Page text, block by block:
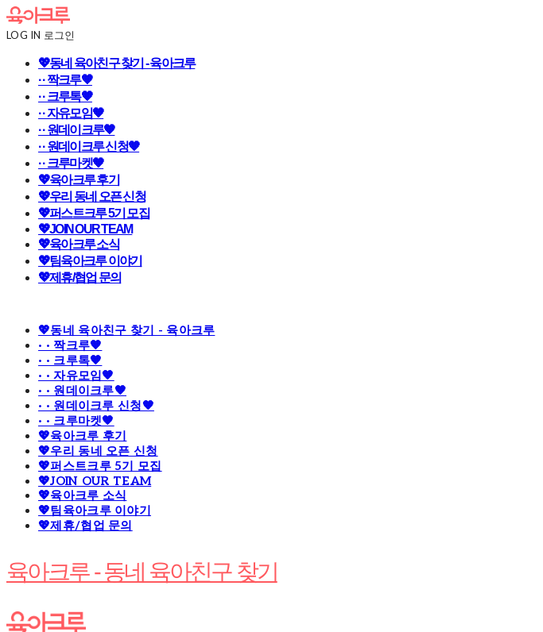
LOG IN 로그인
💖동네 육아친구 찾기 - 육아크루
· · 짝크루🧡
· · 크루톡🧡
· · 자유모임🧡
· · 원데이크루🧡
· · 원데이크루 신청🧡
· · 크루마켓🧡
💖육아크루 후기
💖우리 동네 오픈 신청
💖퍼스트크루 5기 모집
💖JOIN OUR TEAM
💖육아크루 소식
💖팀육아크루 이야기
💖제휴/협업 문의
💖동네 육아친구 찾기 - 육아크루
· · 짝크루🧡
· · 크루톡🧡
· · 자유모임🧡
· · 원데이크루🧡
· · 원데이크루 신청🧡
· · 크루마켓🧡
💖육아크루 후기
💖우리 동네 오픈 신청
💖퍼스트크루 5기 모집
💖JOIN OUR TEAM
💖육아크루 소식
💖팀육아크루 이야기
💖제휴/협업 문의
육아크루 - 동네 육아친구 찾기